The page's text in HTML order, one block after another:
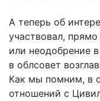
А теперь об
участвовал,
или неодобрение
в облсовет
Как мы помним, в
отношений с